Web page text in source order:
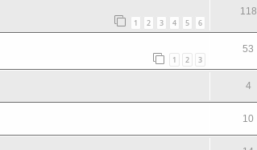
1 2 3 4 5 6
118
1 2 3
53
4
10